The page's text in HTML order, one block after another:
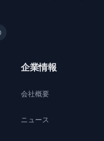
企業情報
会社概要
ニュース